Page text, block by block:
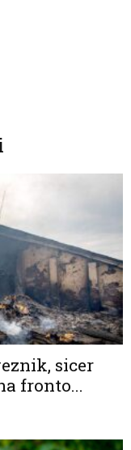
sicer
fronto...